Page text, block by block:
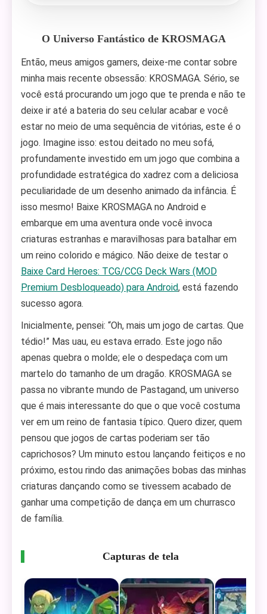
O Universo Fantástico de KROSMAGA
Então, meus amigos gamers, deixe-me contar sobre
minha mais recente obsessão: KROSMAGA. Sério, se
você está procurando um jogo que te prenda e não te
deixe ir até a bateria do seu celular acabar e você
estar no meio de uma sequência de vitórias, este é o
jogo. Imagine isso: estou deitado no meu sofá,
profundamente investido em um jogo que combina a
profundidade estratégica do xadrez com a deliciosa
peculiaridade de um desenho animado da infância. É
isso mesmo! Baixe KROSMAGA no Android e
embarque em uma aventura onde você invoca
criaturas estranhas e maravilhosas para batalhar em
um reino colorido e mágico. Não deixe de testar o
Baixe Card Heroes: TCG/CCG Deck Wars (MOD
Premium Desbloqueado) para Android, está fazendo
sucesso agora.
Inicialmente, pensei: “Oh, mais um jogo de cartas. Que
tédio!” Mas uau, eu estava errado. Este jogo não
apenas quebra o molde; ele o despedaça com um
martelo do tamanho de um dragão. KROSMAGA se
passa no vibrante mundo de Pastagand, um universo
que é mais interessante do que o que você costuma
ver em um reino de fantasia típico. Quero dizer, quem
pensou que jogos de cartas poderiam ser tão
caprichosos? Um minuto estou lançando feitiços e no
próximo, estou rindo das animações bobas das minhas
criaturas dançando como se tivessem acabado de
ganhar uma competição de dança em um churrasco
de família.
Capturas de tela